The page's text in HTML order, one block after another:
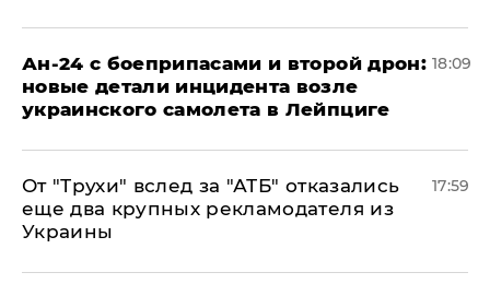
Ан-24 с боеприпасами и второй дрон:
новые детали инцидента возле
украинского самолета в Лейпциге
18:09
От "Трухи" вслед за "АТБ" отказались
еще два крупных рекламодателя из
Украины
17:59